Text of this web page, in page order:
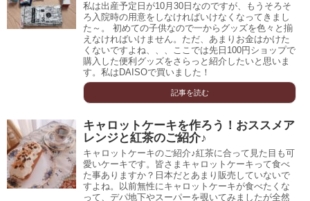
私は出産予定日が10月30日なのですが、もうそろそ
ろ入院時の用意をしなければいけなくなってきまし
た～。 初めての子供なので一からグッズを色々と揃
えなければいけません。ただ、あまりお金はかけた
くないですよね、、、ここでは先日100円ショップで
購入した便利グッズをさらっと紹介したいと思いま
す。私はDAISOで買いました！
記事を読む
キャロットケーキを作ろう！おススメア
レンジと紅茶のご紹介♪
キャロットケーキのご紹介♪紅茶に合って見た目も可
愛いケーキです。皆さまキャロットケーキって食べ
た事ありますか？日本だとあまり販売していないで
すよね。以前無性にキャロットケーキが食べたくな
って、デパ地下やスーパーを覗いてみましたが全然